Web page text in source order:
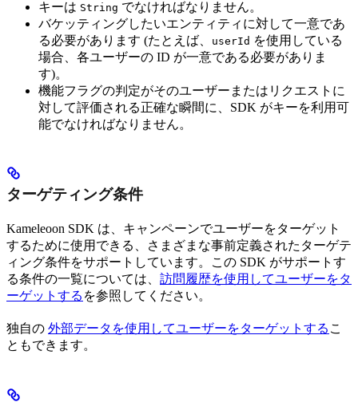
キーは String でなければなりません。
バケッティングしたいエンティティに対して一意であ
る必要があります (たとえば、
userId を使用している
場合、各ユーザーの ID が一意である必要がありま
す)。
機能フラグの判定がそのユーザーまたはリクエストに
対して評価される正確な瞬間に、SDK がキーを利用可
能でなければなりません。
ターゲティング条件
Kameleoon SDK は、キャンペーンでユーザーをターゲット
するために使用できる、さまざまな事前定義されたターゲテ
ィング条件をサポートしています。この SDK がサポートす
る条件の一覧については、 訪問履歴を使用してユーザーをタ
ーゲットする を参照してください。
独自の 外部データを使用してユーザーをターゲットする こ
ともできます。